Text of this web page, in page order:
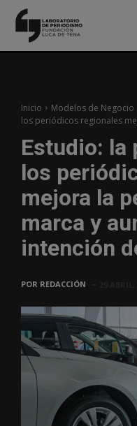
Inicio Modelos de Negocio
los periódicos regionales
Estudio: la
los
mejora la
marca y
intención
POR REDACCIÓN